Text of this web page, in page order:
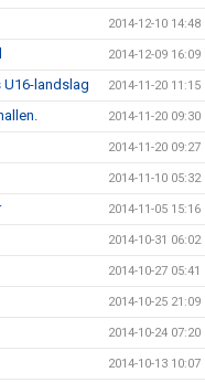
2014-12-10 14:48
2014-12-09 16:09
landslag 2014-11-20 11:15
2014-11-20 09:30
2014-11-20 09:27
2014-11-10 05:32
2014-11-05 15:16
2014-10-31 06:02
2014-10-27 05:41
2014-10-25 21:09
2014-10-24 07:20
2014-10-13 10:07